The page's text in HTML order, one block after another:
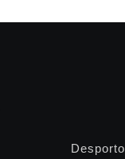
Desporto